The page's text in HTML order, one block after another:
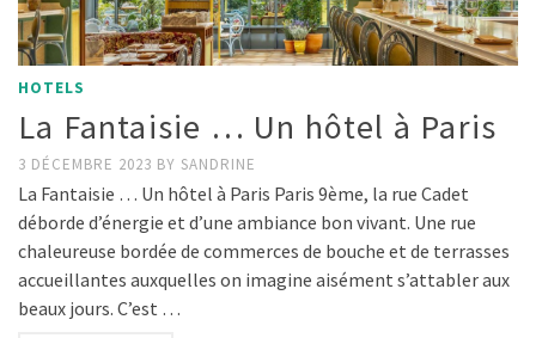
HOTELS
La Fantaisie … Un hôtel à Paris
3 DÉCEMBRE 2023 BY SANDRINE
La Fantaisie … Un hôtel à Paris Paris 9ème, la rue Cadet
déborde d’énergie et d’une ambiance bon vivant. Une rue
chaleureuse bordée de commerces de bouche et de terrasses
accueillantes auxquelles on imagine aisément s’attabler aux
beaux jours. C’est …